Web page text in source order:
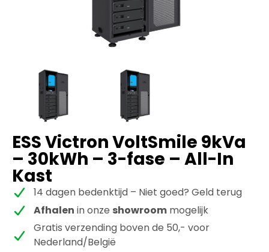
ESS Victron VoltSmile 9kVa
– 30kWh – 3-fase – All-In
Kast
14 dagen bedenktijd – Niet goed? Geld terug
Afhalen in onze showroom mogelijk
Gratis verzending boven de 50,- voor
Nederland/België